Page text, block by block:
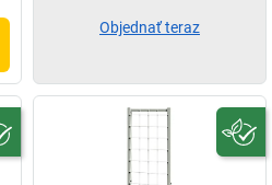
Objednať teraz